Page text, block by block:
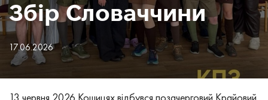
Збір Словаччини
17.06.2026